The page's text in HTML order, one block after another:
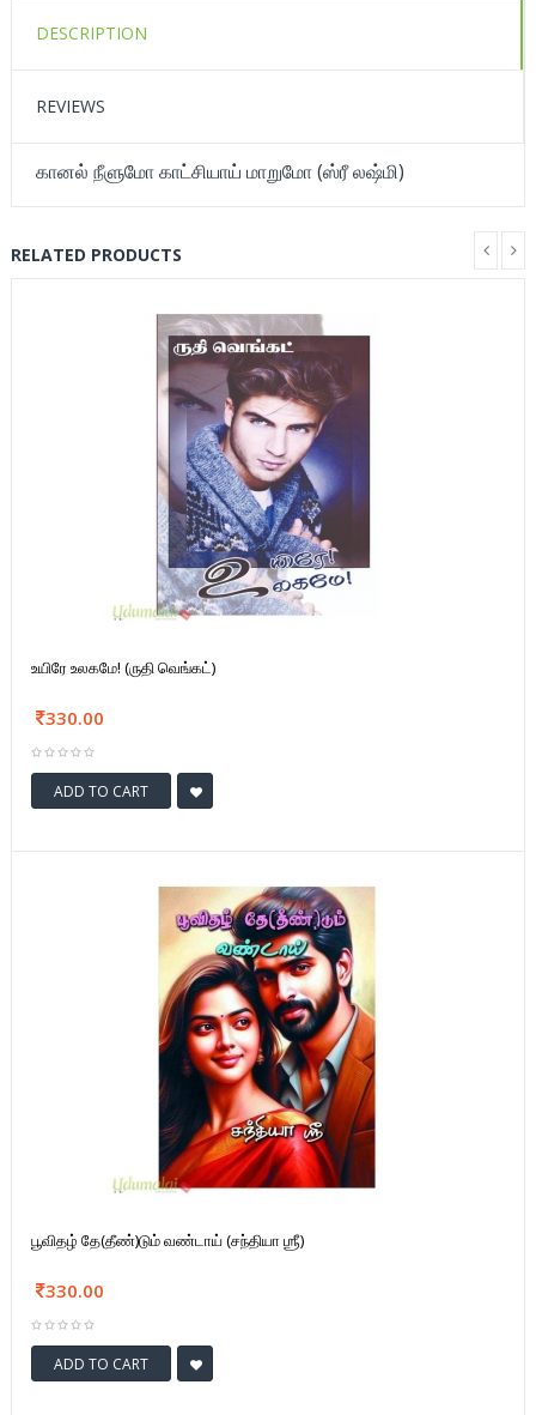
DESCRIPTION
REVIEWS
கானல் நீளுமோ காட்சியாய் மாறுமோ (ஸ்ரீ லஷ்மி)
RELATED PRODUCTS
உயிரே உலகமே! (ருதி வெங்கட்)
330.00
ADD TO CART
பூவிதழ் தே(தீண்)டும் வண்டாய் (சந்தியா ஶ்ரீ)
330.00
ADD TO CART